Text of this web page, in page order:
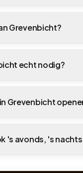
Grevenbicht?
echt nodig?
Grevenbicht
's avonds, 's